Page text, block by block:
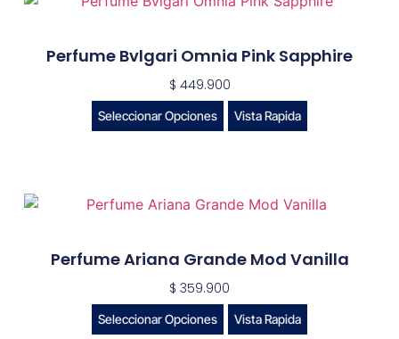
Perfume Bvlgari Omnia Pink Sapphire
$ 449.900
Seleccionar Opciones Vista Rapida
Perfume Ariana Grande Mod Vanilla
$ 359.900
Seleccionar Opciones Vista Rapida